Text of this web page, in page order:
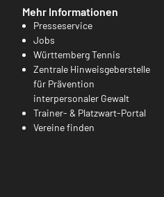
Mehr Informationen
Presseservice
Jobs
Württemberg Tennis
Zentrale Hinweisgeberstelle
für Prävention
interpersonaler Gewalt
Trainer- & Platzwart-Portal
Vereine finden